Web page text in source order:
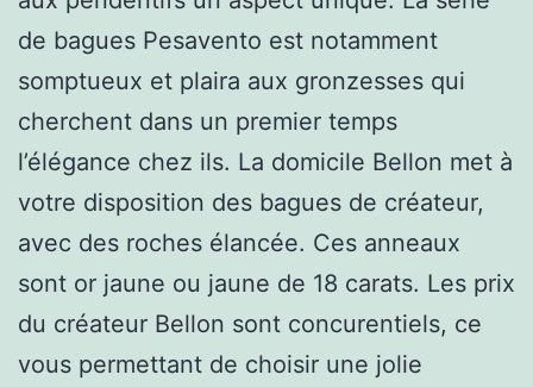
de bagues Pesavento est notamment
somptueux et plaira aux gronzesses qui
cherchent dans un premier temps
l’élégance chez ils. La domicile Bellon met à
votre disposition des bagues de créateur,
avec des roches élancée. Ces anneaux
sont or jaune ou jaune de 18 carats. Les prix
du créateur Bellon sont concurentiels, ce
vous permettant de choisir une jolie